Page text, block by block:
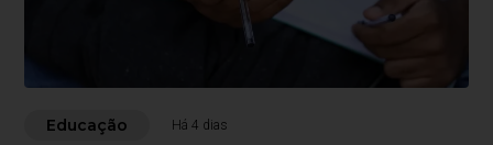
Educação Há 4 dias